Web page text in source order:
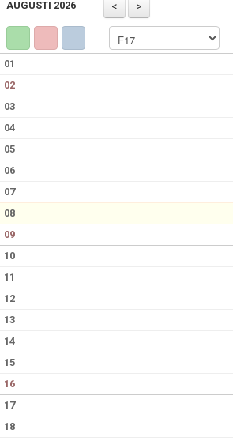
KONTAKT
AUGUSTI 2026
01
02
03
04
05
06
07
08
09
10
11
12
13
14
15
16
17
18